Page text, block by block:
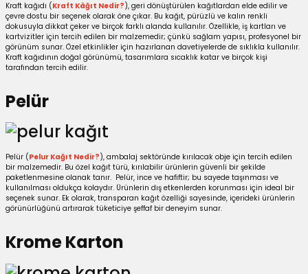
Kraft kağıdı (Kraft Kâğıt Nedir?), geri dönüştürülen kağıtlardan elde edilir ve
çevre dostu bir seçenek olarak öne çıkar. Bu kağıt, pürüzlü ve kalın renkli
dokusuyla dikkat çeker ve birçok farklı alanda kullanılır. Özellikle, iş kartları ve
kartvizitler için tercih edilen bir malzemedir; çünkü sağlam yapısı, profesyonel bir
görünüm sunar. Özel etkinlikler için hazırlanan davetiyelerde de sıklıkla kullanılır.
Kraft kağıdının doğal görünümü, tasarımlara sıcaklık katar ve birçok kişi
tarafından tercih edilir.
Pelür
Pelür (Pelur Kağıt Nedir?), ambalaj sektöründe kırılacak obje için tercih edilen
bir malzemedir. Bu özel kağıt türü, kırılabilir ürünlerin güvenli bir şekilde
paketlenmesine olanak tanır. Pelür, ince ve hafiftir; bu sayede taşınması ve
kullanılması oldukça kolaydır. Ürünlerin dış etkenlerden korunması için ideal bir
seçenek sunar. Ek olarak, transparan kağıt özelliği sayesinde, içerideki ürünlerin
görünürlüğünü artırarak tüketiciye şeffaf bir deneyim sunar.
Krome Karton